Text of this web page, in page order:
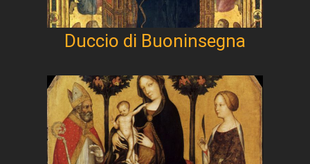
Duccio di Buoninsegna